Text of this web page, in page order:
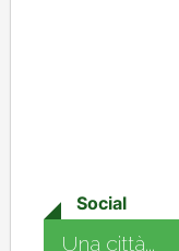
Una città...
Social